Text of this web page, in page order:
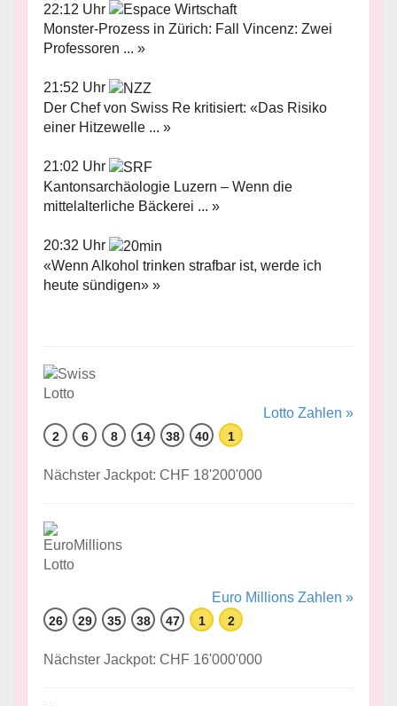
22:12 Uhr
Monster-Prozess in Zürich: Fall Vincenz: Zwei
Professoren ... »
21:52 Uhr
Der Chef von Swiss Re kritisiert: «Das Risiko
einer Hitzewelle ... »
21:02 Uhr
Kantonsarchäologie Luzern – Wenn die
mittelalterliche Bäckerei ... »
20:32 Uhr
«Wenn Alkohol trinken strafbar ist, werde ich
heute sündigen» »
Lotto Zahlen »
2 6 8 14 38 40 1
Nächster Jackpot: CHF 18'200'000
Euro Millions Zahlen »
26 29 35 38 47 1 2
Nächster Jackpot: CHF 16'000'000